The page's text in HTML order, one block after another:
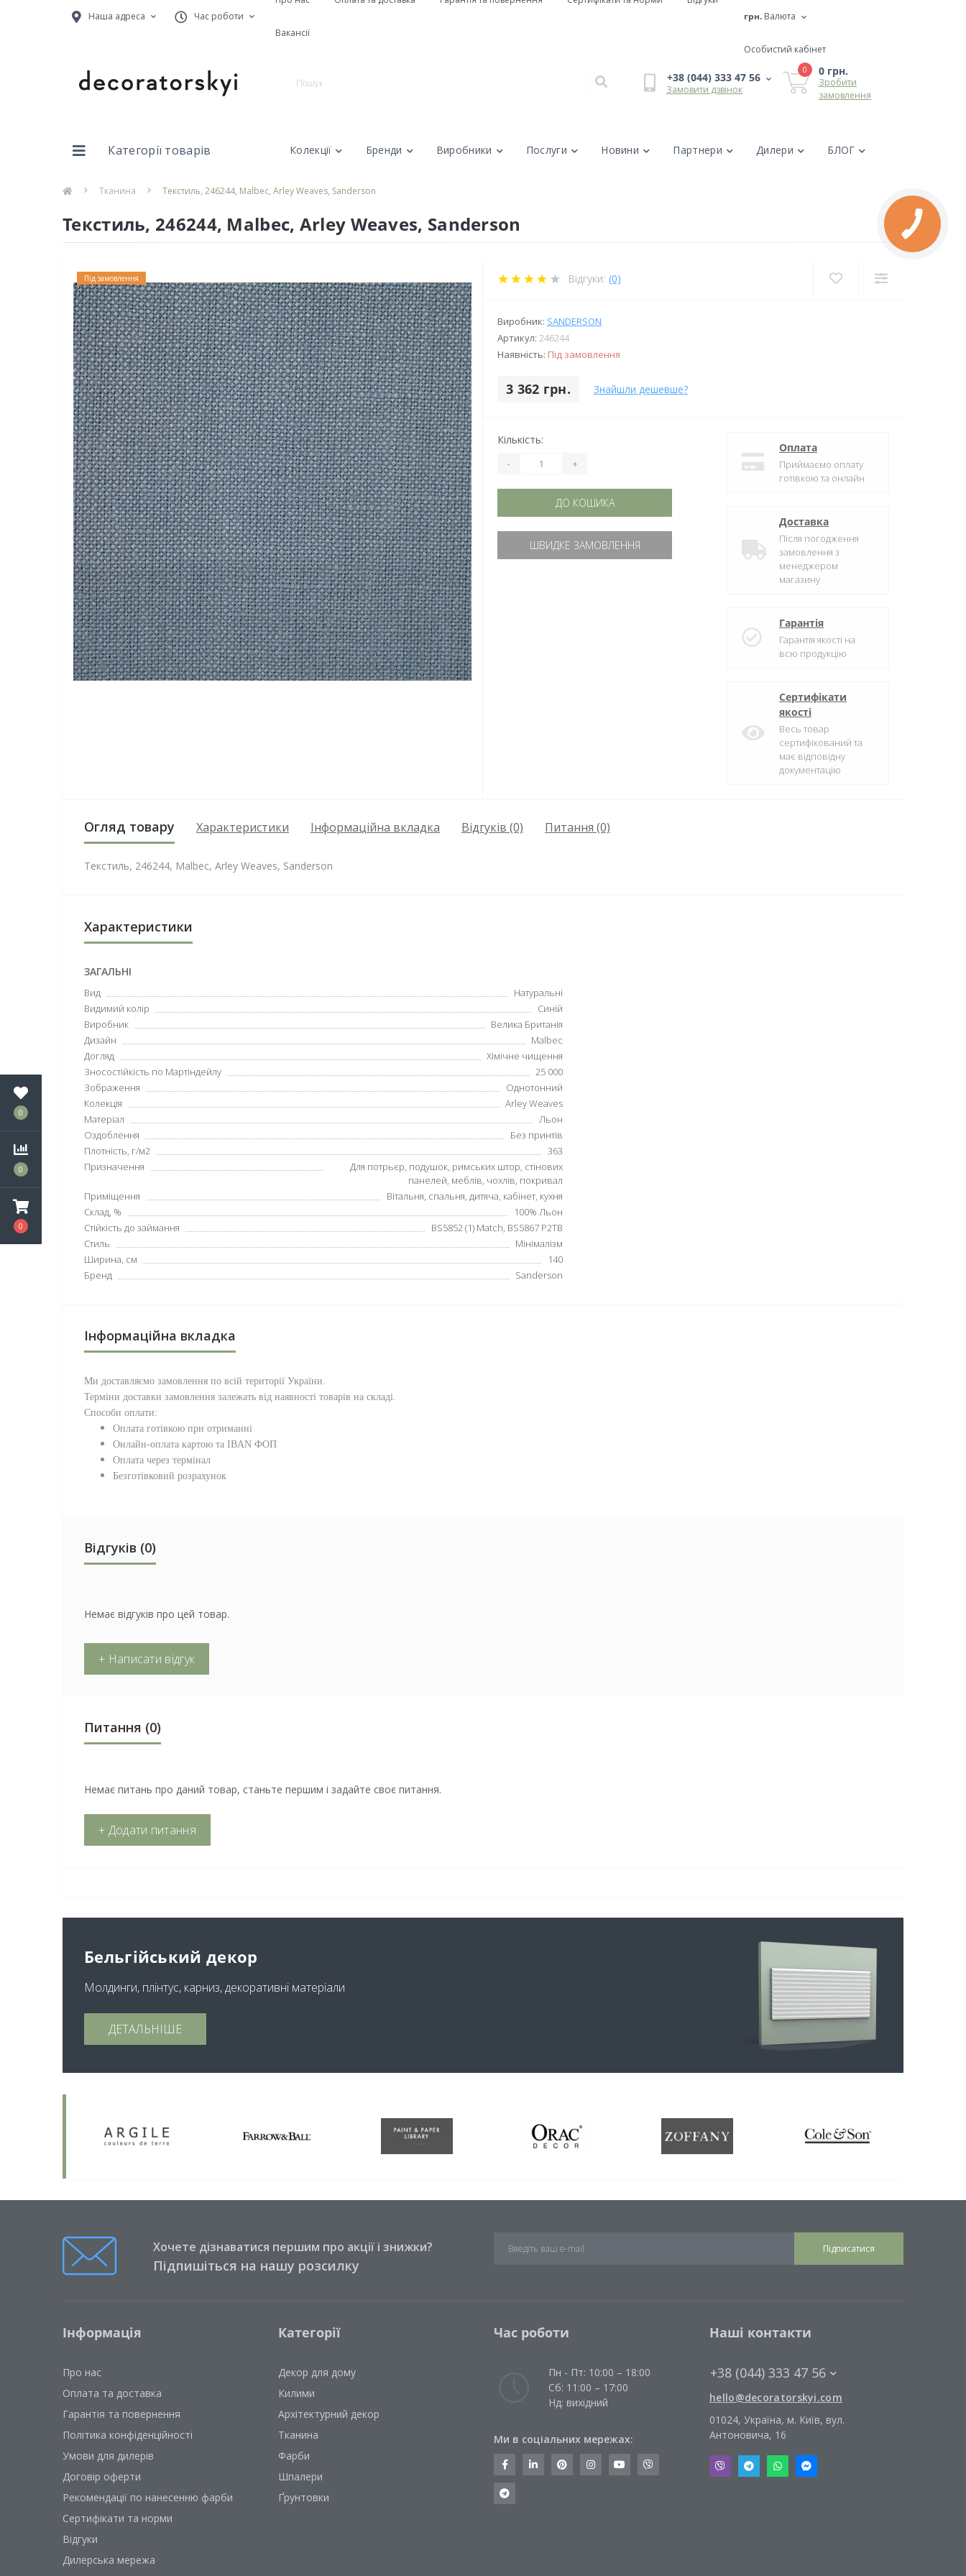
0
0
0
Наша адреса Час роботи
Вакансії
грн. Валюта
Особистий кабінет
+38 (044) 333 47 56
Замовити дзвінок
0 0 грн.
Зробити
замовлення
Категорії товарів Колекції Бренди Виробники Послуги Новини Партнери Дилери БЛОГ
Тканина Текстиль, 246244, Malbec, Arley Weaves, Sanderson
Текстиль, 246244, Malbec, Arley Weaves, Sanderson
Під замовлення Відгуки: (0)
Виробник: SANDERSON
Артикул: 246244
Наявність: Під замовлення
3 362 грн. Знайшли дешевше?
Кількість:
- +
ДО КОШИКА
ШВИДКЕ ЗАМОВЛЕННЯ
Оплата
Приймаємо оплату
готівкою та онлайн
Доставка
Після погодження
замовлення з
менеджером
магазину
Гарантія
Гарантія якості на
всю продукцію
Сертифікати
якості
Весь товар
сертифікований та
має відповідну
документацію
Огляд товару Характеристики Інформаційна вкладка Відгуків (0) Питання (0)
Текстиль, 246244, Malbec, Arley Weaves, Sanderson
Характеристики
ЗАГАЛЬНІ
Вид
Натуральні
Видимий колір
Синій
Виробник
Велика Британія
Дизайн
Malbec
Догляд
Хімічне чищення
Зносостійкість по Мартіндейлу
25 000
Зображення
Однотонний
Колекція
Arley Weaves
Матеріал
Льон
Оздоблення
Без принтів
Плотність, г/м2
363
Призначення
Для потрьєр, подушок, римських штор, стінових
панелей, меблів, чохлів, покривал
Приміщення
Вітальня, спальня, дитяча, кабінет, кухня
Склад, %
100% Льон
Стійкість до займання
BS5852 (1) Match, BS5867 P2TB
Стиль
Мінімалізм
Ширина, см
140
Бренд
Sanderson
Інформаційна вкладка
Ми доставляємо замовлення по всій території України.
Терміни доставки замовлення залежать від наявності товарів на складі.
Способи оплати:
Оплата готівкою при отриманні
Онлайн-оплата картою та IBAN ФОП
Оплата через термінал
Безготівковий розрахунок
Відгуків (0)
Немає відгуків про цей товар.
+ Написати відгук
Питання (0)
Немає питань про даний товар, станьте першим і задайте своє питання.
+ Додати питання
Бельгійський декор
Молдинги, плінтус, карниз, декоративні матеріали
ДЕТАЛЬНІШЕ
Хочете дізнаватися першим про акції і знижки?
Підпишіться на нашу розсилку
Підписатися
Інформація
Про нас
Оплата та доставка
Гарантія та повернення
Політика конфіденційності
Умови для дилерів
Договір оферти
Рекомендації по нанесенню фарби
Сертифікати та норми
Відгуки
Дилерська мережа
Категорії
Декор для дому
Килими
Архітектурний декор
Тканина
Фарби
Шпалери
Ґрунтовки
Час роботи
Пн - Пт: 10:00 – 18:00
Сб: 11:00 – 17:00
Нд: вихідний
Ми в соціальних мережах:
Наші контакти
+38 (044) 333 47 56
hello@decoratorskyi.com
01024, Україна, м. Київ, вул.
Антоновича, 16